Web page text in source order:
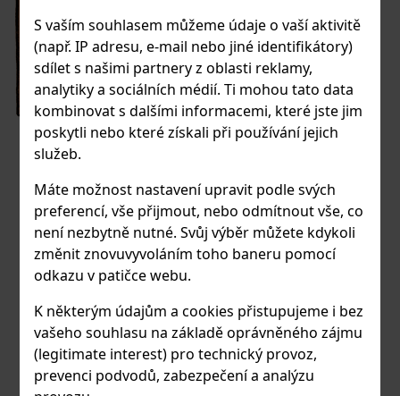
S vaším souhlasem můžeme údaje o vaší aktivitě
(např. IP adresu, e-mail nebo jiné identifikátory)
sdílet s našimi partnery z oblasti reklamy,
analytiky a sociálních médií. Ti mohou tato data
kombinovat s dalšími informacemi, které jste jim
poskytli nebo které získali při používání jejich
služeb.
Máte možnost nastavení upravit podle svých
preferencí, vše přijmout, nebo odmítnout vše, co
není nezbytně nutné. Svůj výběr můžete kdykoli
změnit znovuvyvoláním toho baneru pomocí
odkazu v patičce webu.
K některým údajům a cookies přistupujeme i bez
vašeho souhlasu na základě oprávněného zájmu
(legitimate interest) pro technický provoz,
prevenci podvodů, zabezpečení a analýzu
KLAVÍRNÍ ODDĚLENÍ
SMYČCOVÉ ODDĚLENÍ
DECHOVÉ ODDĚLENÍ
KYTAROVÉ ODDĚLENÍ
KLÁVESOVÉ ODDĚLENÍ
AKORDEONOVÉ ODDĚLENÍ
PĚVECKÉ ODDĚLENÍ